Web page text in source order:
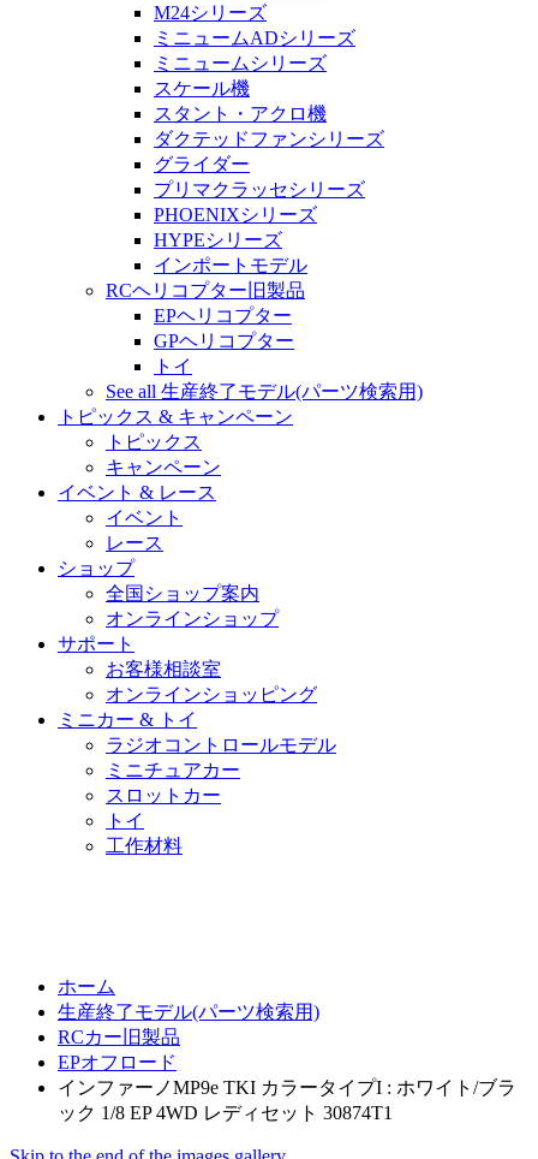
M24シリーズ
ミニュームADシリーズ
ミニュームシリーズ
スケール機
スタント・アクロ機
ダクテッドファンシリーズ
グライダー
プリマクラッセシリーズ
PHOENIXシリーズ
HYPEシリーズ
インポートモデル
RCヘリコプター旧製品
EPヘリコプター
GPヘリコプター
トイ
See all 生産終了モデル(パーツ検索用)
トピックス & キャンペーン
トピックス
キャンペーン
イベント & レース
イベント
レース
ショップ
全国ショップ案内
オンラインショップ
サポート
お客様相談室
オンラインショッピング
ミニカー & トイ
ラジオコントロールモデル
ミニチュアカー
スロットカー
トイ
工作材料
ホーム
生産終了モデル(パーツ検索用)
RCカー旧製品
EPオフロード
インファーノMP9e TKI カラータイプI : ホワイト/ブラ
ック 1/8 EP 4WD レディセット 30874T1